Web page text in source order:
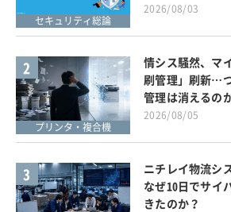
セキュリティ総論
2026/08/03
2
プリンタ・複合機
情シス騒然、マ
刷管理」刷新…
管理は消えるの
2026/08/05
3
ニチレイ物流シ
なぜ10日でサイ
きたのか？